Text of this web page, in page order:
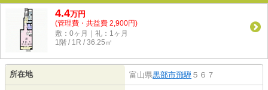
4.4万円
(管理費・共益費 2,900円)
敷：0ヶ月｜礼：1ヶ月
1階 / 1R / 36.25㎡
所在地 富山県黒部市飛騨 ５６７